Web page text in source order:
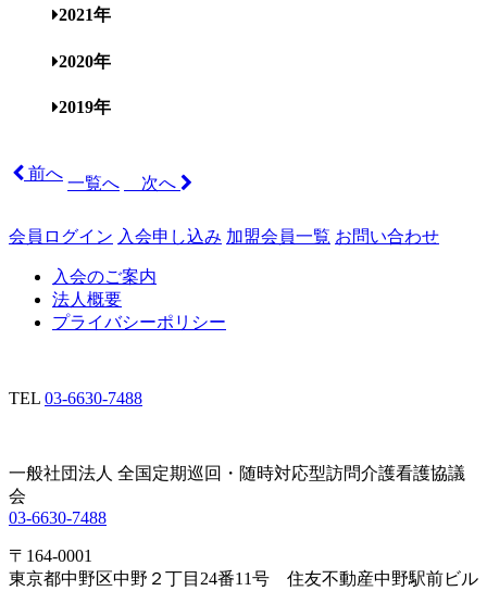
2021年
2020年
2019年
前へ
一覧へ 次へ
会員ログイン 入会申し込み 加盟会員一覧 お問い合わせ
入会のご案内
法人概要
プライバシーポリシー
TEL 03-6630-7488
一般社団法人 全国定期巡回・随時対応型訪問介護看護協議
会
03-6630-7488
〒164-0001
東京都中野区中野２丁目24番11号 住友不動産中野駅前ビル